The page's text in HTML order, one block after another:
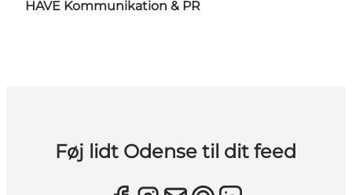
HAVE Kommunikation & PR
Føj lidt Odense til dit feed